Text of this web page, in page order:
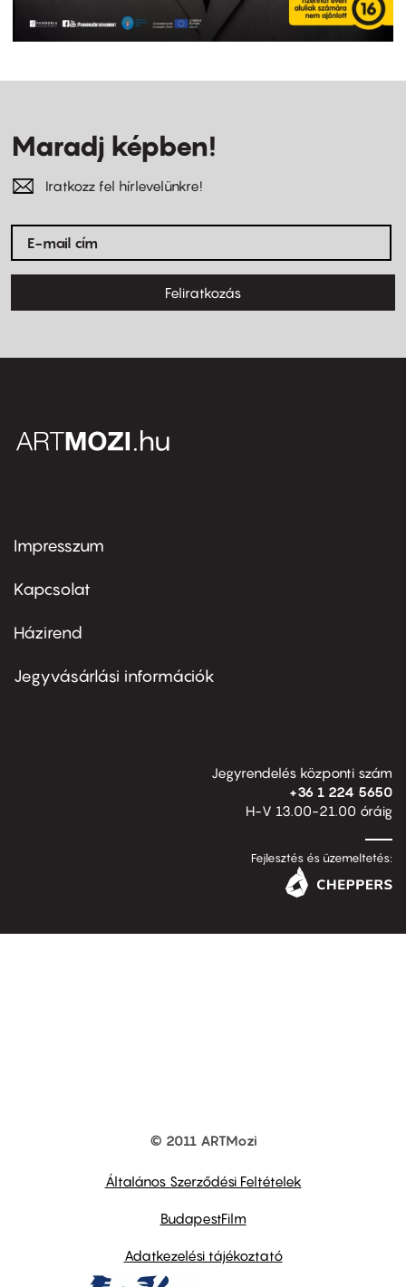
Maradj képben!
Iratkozz fel hírlevelünkre!
Feliratkozás
Footer
first
Impresszum
Kapcsolat
Footer
second
Házirend
Jegyvásárlási információk
Jegyrendelés központi szám
+36 1 224 5650
H-V 13.00-21.00 óráig
Fejlesztés és üzemeltetés:
© 2011 ARTMozi
Általános Szerződési Feltételek
BudapestFilm
Adatkezelési tájékoztató